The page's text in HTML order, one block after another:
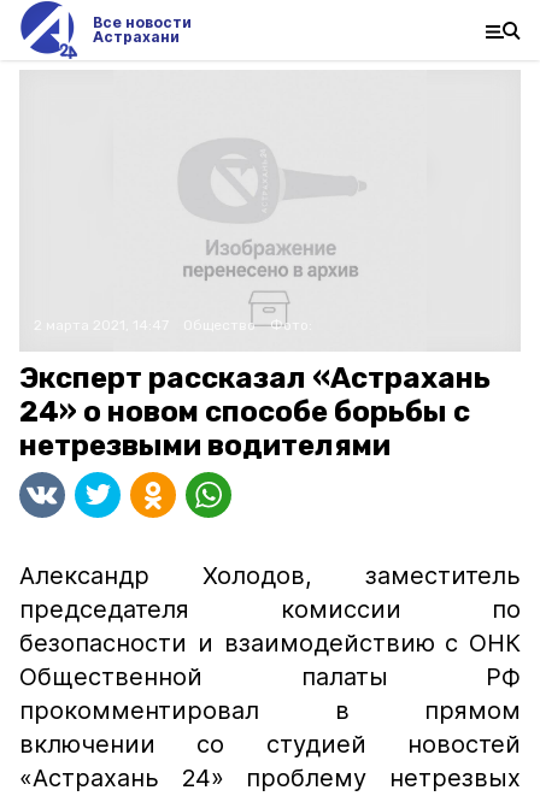
Все новости
Астрахани
Общество Фото:
Эксперт рассказал «Астрахань
24» о новом способе борьбы с
нетрезвыми водителями
Александр Холодов, заместитель
председателя комиссии по
безопасности и взаимодействию с ОНК
Общественной палаты РФ
прокомментировал в прямом
включении со студией новостей
«Астрахань 24» проблему нетрезвых